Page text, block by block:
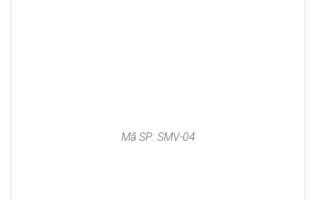
Mã SP: SMV-04